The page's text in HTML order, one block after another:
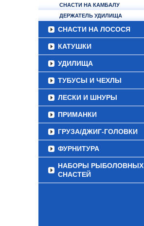
СНАСТИ НА КАМБАЛУ
ДЕРЖАТЕЛЬ УДИЛИЩА
СНАСТИ НА ЛОСОСЯ
КАТУШКИ
УДИЛИЩА
ТУБУСЫ И ЧЕХЛЫ
ЛЕСКИ И ШНУРЫ
ПРИМАНКИ
ГРУЗА/ДЖИГ-ГОЛОВКИ
ФУРНИТУРА
НАБОРЫ РЫБОЛОВНЫХ
СНАСТЕЙ